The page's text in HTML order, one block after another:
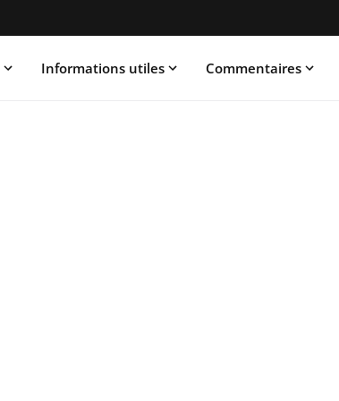
Informations utiles Commentaires